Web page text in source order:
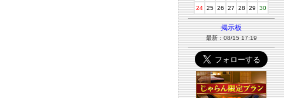
24 25 26 27 28 29 30
掲示板
最新：08/15 17:19